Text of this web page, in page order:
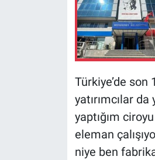
Türkiye’de son
yatırımcılar
yaptığım
eleman
niye ben